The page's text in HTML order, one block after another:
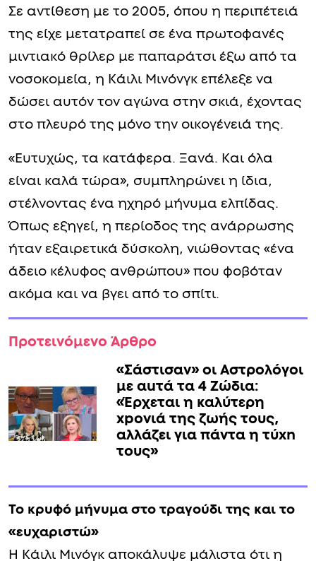
Σε αντίθεση με το 2005, όπου η περιπέτειά
της είχε μετατραπεί σε ένα πρωτοφανές
μιντιακό θρίλερ με παπαράτσι έξω από τα
νοσοκομεία, η Κάιλι Μινόνγκ επέλεξε να
δώσει αυτόν τον αγώνα στην σκιά, έχοντας
στο πλευρό της μόνο την οικογένειά της.
«Ευτυχώς, τα κατάφερα. Ξανά. Και όλα
είναι καλά τώρα», συμπληρώνει η ίδια,
στέλνοντας ένα ηχηρό μήνυμα ελπίδας.
Όπως εξηγεί, η περίοδος της ανάρρωσης
ήταν εξαιρετικά δύσκολη, νιώθοντας «ένα
άδειο κέλυφος ανθρώπου» που φοβόταν
ακόμα και να βγει από το σπίτι.
Προτεινόμενο Άρθρο
«Σάστισαν» οι Αστρολόγοι
με αuτά τα 4 Zώδια:
«Έρχεται η καλύτερη
xpoνιά της ζωής τους,
αλλάζει για πάντα η τύxn
τους»
Το κρυφό μήνυμα στο τραγούδι της και το
«ευχαριστώ»
Η Κάιλι Μινόγκ αποκάλυψε μάλιστα ότι η